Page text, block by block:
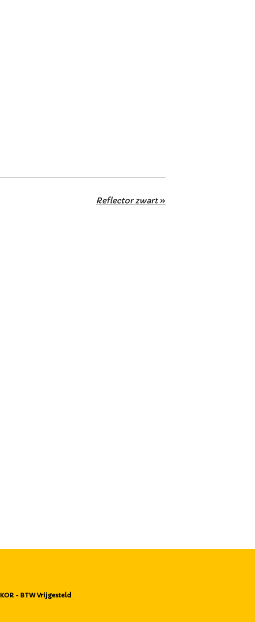
Reflector zwart »
KOR - BTW Vrijgesteld